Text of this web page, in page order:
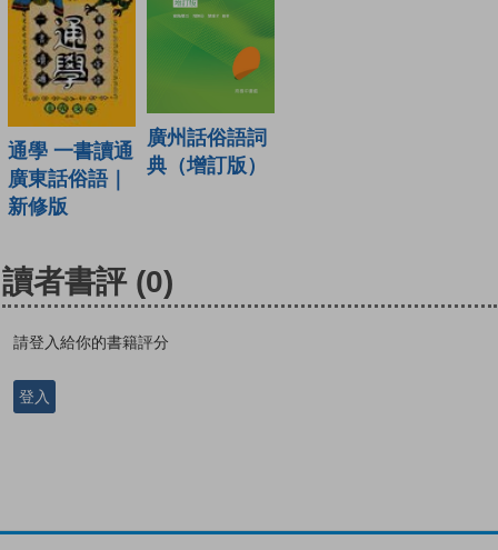
通學 一書讀通
廣東話俗語｜
新修版
廣州話俗語詞
典（增訂版）
讀者書評 (0)
請登入給你的書籍評分
登入